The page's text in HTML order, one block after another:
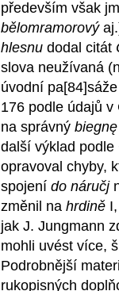
především však
bělomramorový
hlesnu dodal citát
slova neužívaná
úvodní pa
176 podle údajů
na správný
další výklad
opravoval chyby,
spojení do náručj
změnil na hrdině
jak J. Jungmann
mohli uvést více,
Podrobnější
rukopisných